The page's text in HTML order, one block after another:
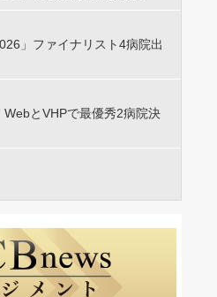
」ファイナリスト4病院出
WebとVHPで最優秀2病院決